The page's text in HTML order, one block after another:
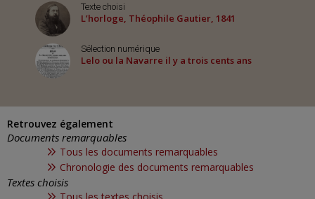
Texte choisi
L’horloge, Théophile Gautier, 1841
Sélection numérique
Lelo ou la Navarre il y a trois cents ans
Retrouvez également
Documents remarquables
Tous les documents remarquables
Chronologie des documents remarquables
Textes choisis